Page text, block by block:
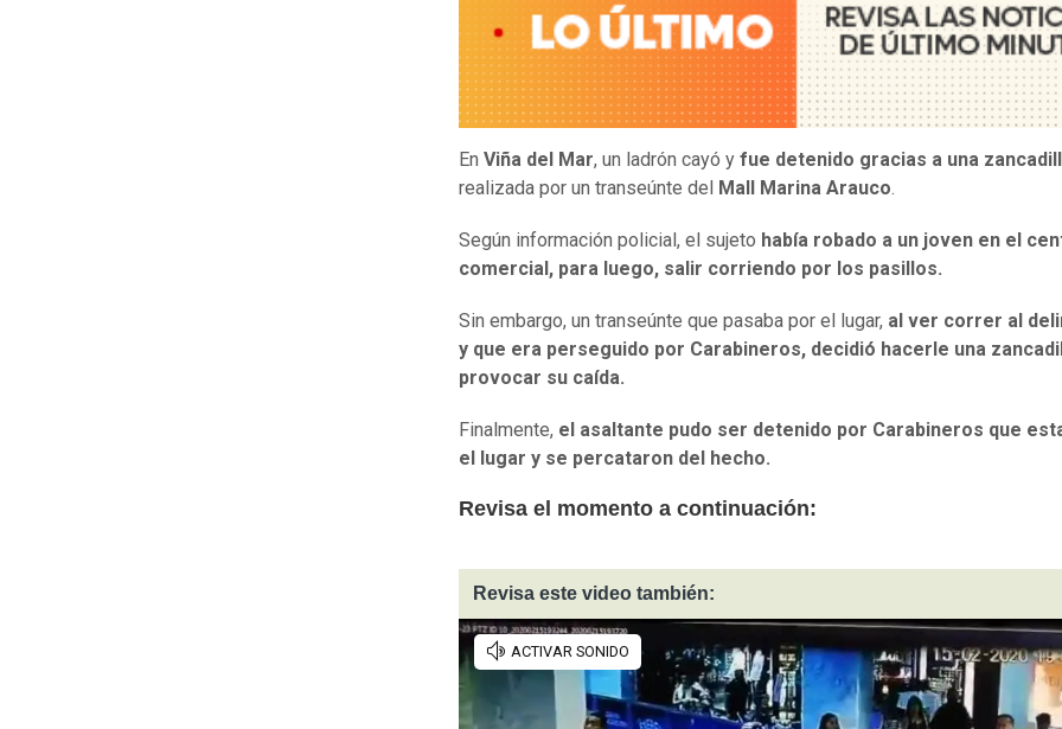
En Viña del Mar, un ladrón cayó y fue detenido gracias a una
realizada por un transeúnte del
Mall Marina Arauco.
Según información policial, el sujeto había robado a un joven en el
comercial, para luego, salir corriendo por los pasillos.
Sin embargo, un transeúnte que pasaba por el lugar, al ver correr al
y que era perseguido por Carabineros, decidió hacerle una
provocar su caída.
Finalmente, el asaltante pudo ser detenido por Carabineros que
el lugar y se percataron del hecho.
Revisa el momento a continuación:
Revisa este video también: